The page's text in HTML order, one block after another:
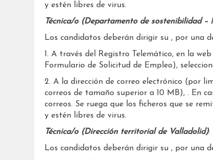
y estén libres de virus.
Técnica/o (Departamento de sostenibilidad –
Los candidatos deberán dirigir su , por una
1. A través del Registro Telemático, en la
Formulario de Solicitud de Empleo),
2. A la dirección de correo electrónico (por
correos de tamaño superior a 10 MB), . En
correos. Se ruega que los ficheros que se
y estén libres de virus.
Técnica/o (Dirección territorial de Valladolid):
Los candidatos deberán dirigir su , por una